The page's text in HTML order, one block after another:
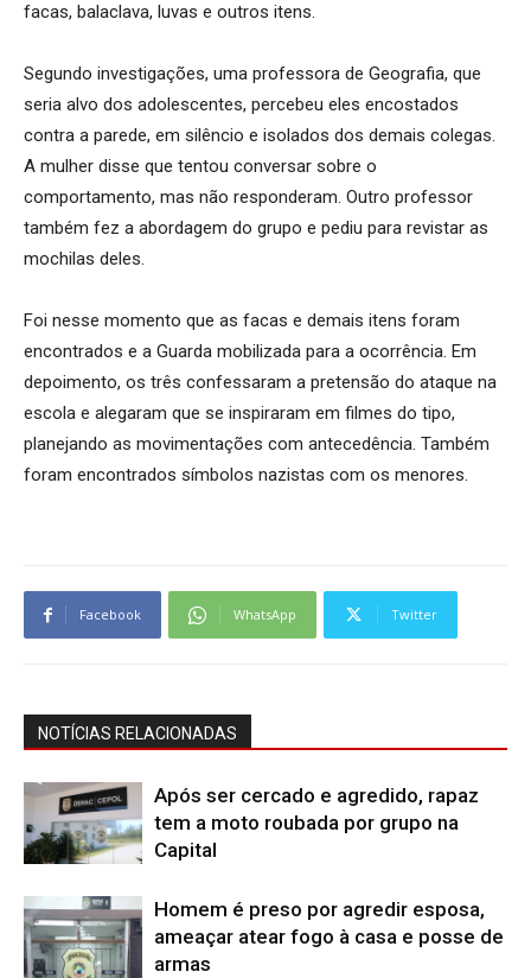
facas, balaclava, luvas e outros itens.
Segundo investigações, uma professora de Geografia, que
seria alvo dos adolescentes, percebeu eles encostados
contra a parede, em silêncio e isolados dos demais colegas.
A mulher disse que tentou conversar sobre o
comportamento, mas não responderam. Outro professor
também fez a abordagem do grupo e pediu para revistar as
mochilas deles.
Foi nesse momento que as facas e demais itens foram
encontrados e a Guarda mobilizada para a ocorrência. Em
depoimento, os três confessaram a pretensão do ataque na
escola e alegaram que se inspiraram em filmes do tipo,
planejando as movimentações com antecedência. Também
foram encontrados símbolos nazistas com os menores.
Facebook WhatsApp Twitter
NOTÍCIAS RELACIONADAS
Após ser cercado e agredido, rapaz
tem a moto roubada por grupo na
Capital
Homem é preso por agredir esposa,
ameaçar atear fogo à casa e posse de
armas